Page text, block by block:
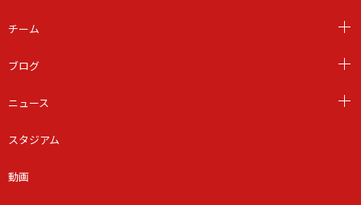
チーム
ブログ
ニュース
スタジアム
動画